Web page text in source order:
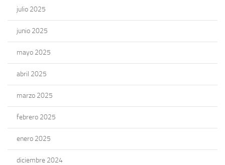
julio 2025
junio 2025
mayo 2025
abril 2025
marzo 2025
febrero 2025
enero 2025
diciembre 2024